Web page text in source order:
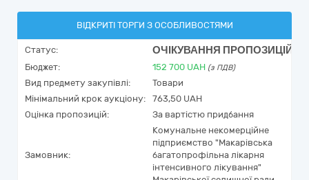
ВІДКРИТІ ТОРГИ З ОСОБЛИВОСТЯМИ
Статус: ОЧІКУВАННЯ ПРОПОЗИЦІЙ
Бюджет: 152 700 UAH (з ПДВ)
Вид предмету закупівлі:
Товари
Мінімальний крок аукціону:
763,50 UAH
Оцінка пропозицій:
За вартістю придбання
Замовник:
Комунальне некомерційне
підприємство "Макарівська
багатопрофільна лікарня
інтенсивного лікування"